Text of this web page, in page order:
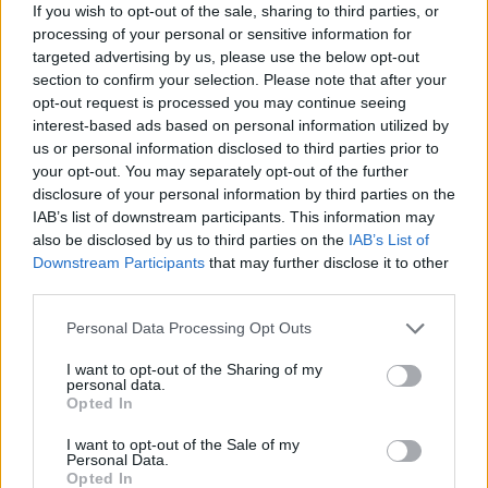
If you wish to opt-out of the sale, sharing to third parties, or
processing of your personal or sensitive information for
targeted advertising by us, please use the below opt-out
section to confirm your selection. Please note that after your
opt-out request is processed you may continue seeing
interest-based ads based on personal information utilized by
us or personal information disclosed to third parties prior to
your opt-out. You may separately opt-out of the further
disclosure of your personal information by third parties on the
IAB’s list of downstream participants. This information may
also be disclosed by us to third parties on the IAB’s List of
Downstream Participants that may further disclose it to other
Personal Data Processing Opt Outs
I want to opt-out of the Sharing of my
personal data.
Opted In
I want to opt-out of the Sale of my
Personal Data.
Opted In
ARTICLES CONNEXES PLUS DE L'AUTEUR
Santé
Canicule : les conseils
essentiels des
cardiologues pour
Santé
Éclipse du 12 août :
attention à la pénurie de
lunettes de sécurité
Santé
Un chewing-gum
révolutionnaire pour
combattre le cancer
Médicament retiré en urgence pour risques graves et données falsifiées
Ce cancer mortel explose chez les personnes nées après 1980 : le